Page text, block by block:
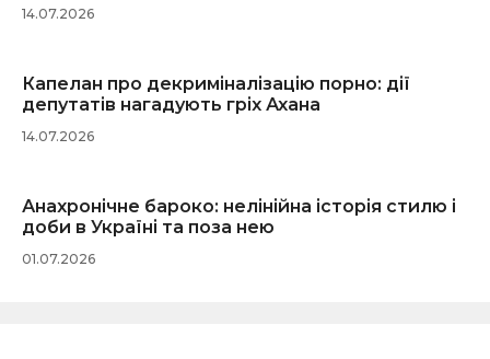
14.07.2026
Капелан про декриміналізацію порно: дії
депутатів нагадують гріх Ахана
14.07.2026
Анахронічне бароко: нелінійна історія стилю і
доби в Україні та поза нею
01.07.2026